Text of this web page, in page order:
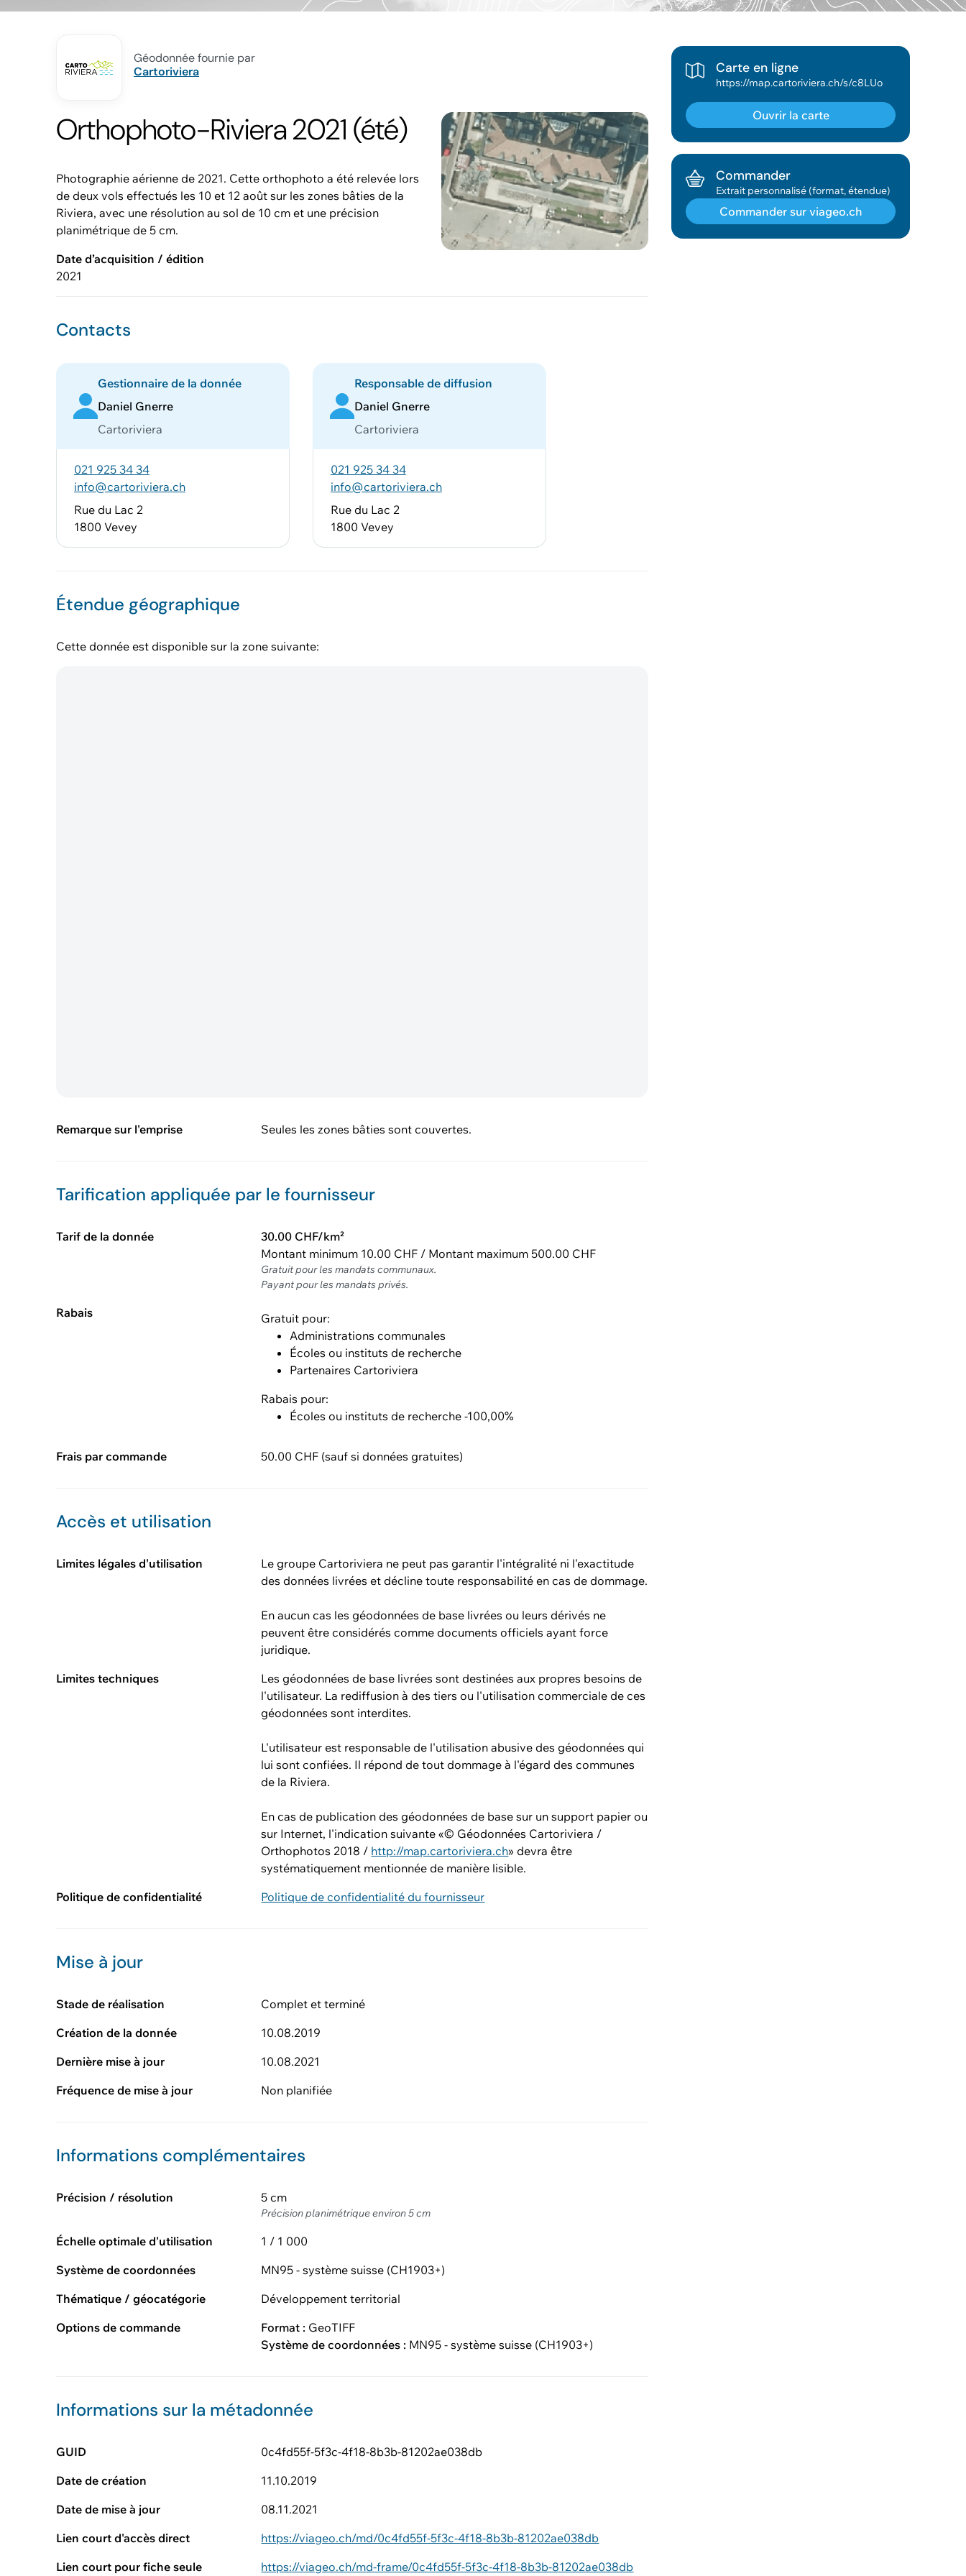
Géodonnée fournie par
Cartoriviera
Orthophoto-Riviera 2021 (été)
Photographie aérienne de 2021. Cette orthophoto a été relevée lors
de deux vols effectués les 10 et 12 août sur les zones bâties de la
Riviera, avec une résolution au sol de 10 cm et une précision
planimétrique de 5 cm.
Date d’acquisition / édition
2021
Contacts
Gestionnaire de la donnée
Daniel Gnerre
Cartoriviera
021 925 34 34
info@cartoriviera.ch
Rue du Lac 2
1800 Vevey
Responsable de diffusion
Daniel Gnerre
Cartoriviera
021 925 34 34
info@cartoriviera.ch
Rue du Lac 2
1800 Vevey
Étendue géographique
Cette donnée est disponible sur la zone suivante:
Remarque sur l'emprise Seules les zones bâties sont couvertes.
Tarification appliquée par le fournisseur
Tarif de la donnée
30.00 CHF/km²
Montant minimum 10.00 CHF / Montant maximum 500.00 CHF
Gratuit pour les mandats communaux.
Payant pour les mandats privés.
Rabais
Gratuit pour:
Administrations communales
Écoles ou instituts de recherche
Partenaires Cartoriviera
Rabais pour:
Écoles ou instituts de recherche -100,00%
Frais par commande 50.00 CHF (sauf si données gratuites)
Accès et utilisation
Limites légales d'utilisation
Le groupe Cartoriviera ne peut pas garantir l'intégralité ni l'exactitude
des données livrées et décline toute responsabilité en cas de dommage.
En aucun cas les géodonnées de base livrées ou leurs dérivés ne
peuvent être considérés comme documents officiels ayant force
juridique.
Limites techniques
Les géodonnées de base livrées sont destinées aux propres besoins de
l'utilisateur. La rediffusion à des tiers ou l'utilisation commerciale de ces
géodonnées sont interdites.
L'utilisateur est responsable de l'utilisation abusive des géodonnées qui
lui sont confiées. Il répond de tout dommage à l'égard des communes
de la Riviera.
En cas de publication des géodonnées de base sur un support papier ou
sur Internet, l'indication suivante «© Géodonnées Cartoriviera /
Orthophotos 2018 / http://map.cartoriviera.ch» devra être
systématiquement mentionnée de manière lisible.
Politique de confidentialité
Politique de confidentialité du fournisseur
Mise à jour
Stade de réalisation
Complet et terminé
Création de la donnée
10.08.2019
Dernière mise à jour
10.08.2021
Fréquence de mise à jour
Non planifiée
Informations complémentaires
Précision / résolution 5 cm
Précision planimétrique environ 5 cm
Échelle optimale d'utilisation
1 / 1 000
Système de coordonnées
MN95 - système suisse (CH1903+)
Thématique / géocatégorie
Développement territorial
Options de commande
Format : GeoTIFF
Système de coordonnées : MN95 - système suisse (CH1903+)
Informations sur la métadonnée
GUID
0c4fd55f-5f3c-4f18-8b3b-81202ae038db
Date de création
11.10.2019
Date de mise à jour
08.11.2021
Lien court d'accès direct
https://viageo.ch/md/0c4fd55f-5f3c-4f18-8b3b-81202ae038db
Lien court pour fiche seule
https://viageo.ch/md-frame/0c4fd55f-5f3c-4f18-8b3b-81202ae038db
Carte en ligne
https://map.cartoriviera.ch/s/c8LUo
Ouvrir la carte
Commander
Extrait personnalisé (format, étendue)
Commander sur viageo.ch